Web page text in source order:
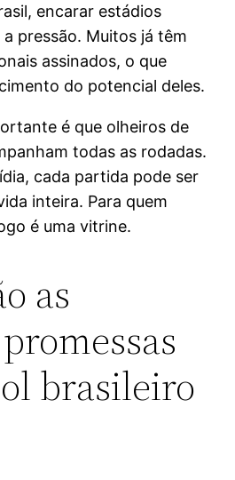
encarar estádios
pressão. Muitos já têm
assinados, o que
do potencial deles.
é que olheiros de
todas as rodadas.
cada partida pode ser
inteira. Para quem
é uma vitrine.
as
brasileiro